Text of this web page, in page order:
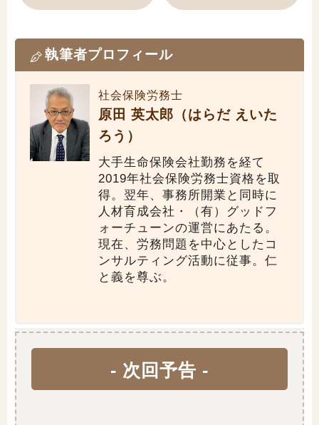
執筆者プロフィール
社会保険労務士
原田 英太郎（はらだ えいた
ろう）
大手生命保険会社勤務を経て
2019年社会保険労務士資格を取
得。翌年、事務所開業と同時に
人材育成会社・（有）グッドフ
ォーチューンの運営にあたる。
現在、労務問題を中心としたコ
ンサルティング活動に従事。仁
と義を尊ぶ。
- 次回予告 -